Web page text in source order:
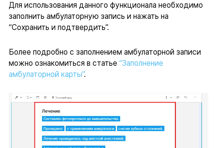
Для использования данного функционала необходимо
заполнить амбулаторную запись и нажать на
“Сохранить и подтвердить”.
Более подробно с заполнением амбулаторной записи
можно ознакомиться в статье “Заполнение
амбулаторной карты”.